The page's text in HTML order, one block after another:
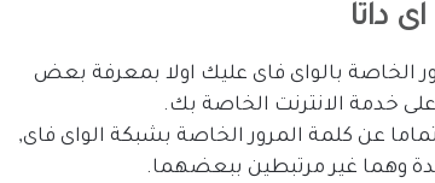
داتا
الخاصة بالواى فاى عليك اولا بمعرفة بعض
خدمة الانترنت الخاصة بك.
عن كلمة المرور الخاصة بشبكة الواى فاى,
وهما غير مرتبطين ببعضهما.